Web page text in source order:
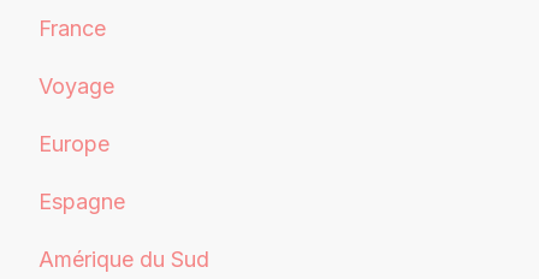
France
Voyage
Europe
Espagne
Amérique du Sud